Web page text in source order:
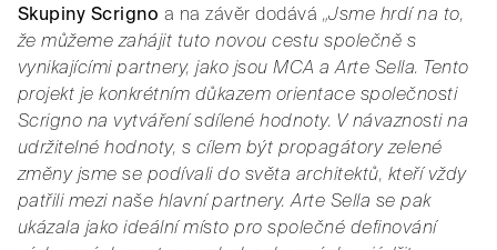
Skupiny Scrigno a na závěr dodává „Jsme hrdí na to,
že můžeme zahájit tuto novou cestu společně s
vynikajícími partnery, jako jsou MCA a Arte Sella. Tento
projekt je konkrétním důkazem orientace společnosti
Scrigno na vytváření sdílené hodnoty. V návaznosti na
udržitelné hodnoty, s cílem být propagátory zelené
změny jsme se podívali do světa architektů, kteří vždy
patřili mezi naše hlavní partnery. Arte Sella se pak
ukázala jako ideální místo pro společné definování